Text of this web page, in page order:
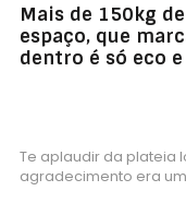
Mais de 150kg
espaço, que
dentro é só eco
Te aplaudir da plateia
agradecimento era